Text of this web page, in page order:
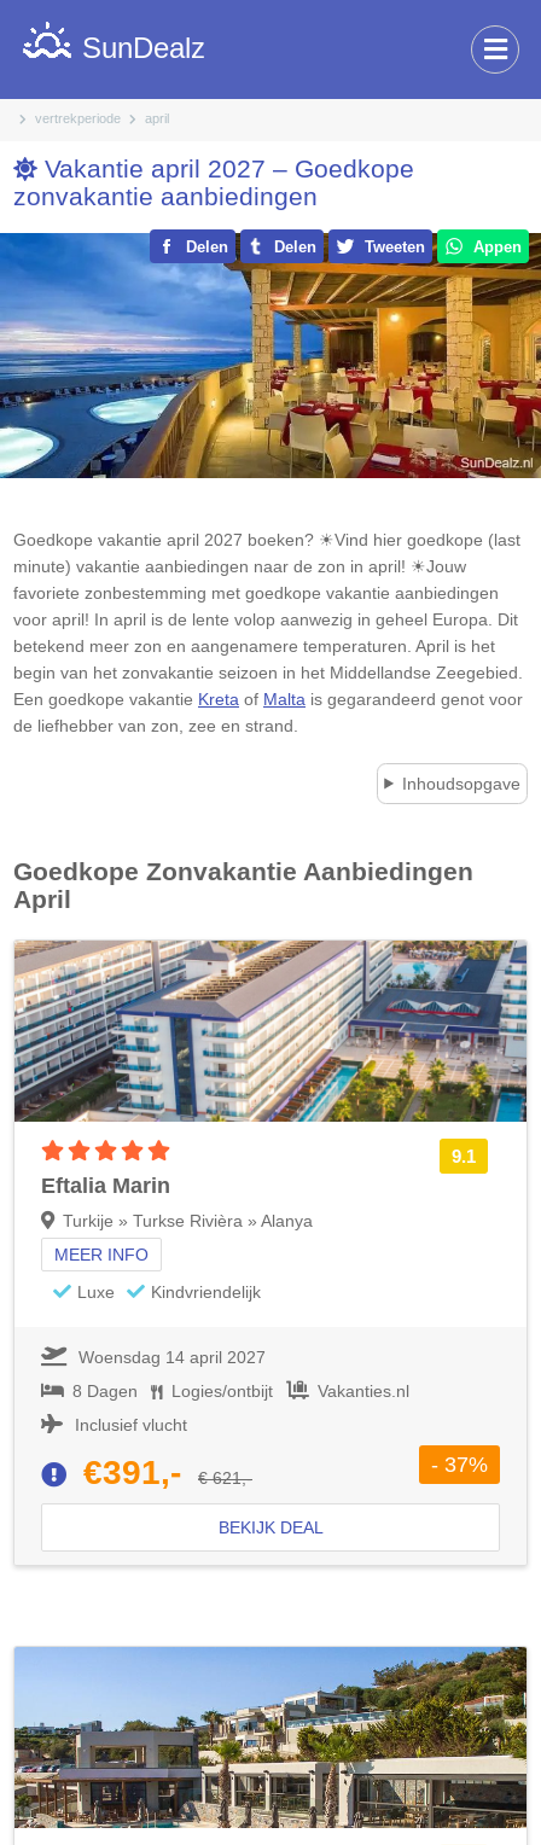
vertrekperiode april
SunDealz
Vakantie april 2027 – Goedkope
zonvakantie aanbiedingen
Delen Delen Tweeten Appen
Goedkope vakantie april 2027 boeken? ☀Vind hier goedkope (last
minute) vakantie aanbiedingen naar de zon in april! ☀Jouw
favoriete zonbestemming met goedkope vakantie aanbiedingen
voor april! In april is de lente volop aanwezig in geheel Europa. Dit
betekend meer zon en aangenamere temperaturen. April is het
begin van het zonvakantie seizoen in het Middellandse Zeegebied.
Een goedkope vakantie Kreta of Malta is gegarandeerd genot voor
de liefhebber van zon, zee en strand.
Inhoudsopgave
Goedkope Zonvakantie Aanbiedingen
April
9.1
Eftalia Marin
Turkije » Turkse Rivièra » Alanya
MEER INFO
Luxe
Kindvriendelijk
Woensdag 14 april 2027
8 Dagen
Logies/ontbijt
Vakanties.nl
Inclusief vlucht
€391,- € 621,-
- 37%
BEKIJK DEAL